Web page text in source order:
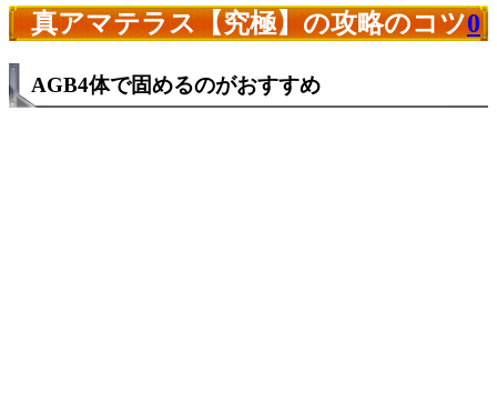
真アマテラス【究極】の攻略のコツ0
AGB4体で固めるのがおすすめ